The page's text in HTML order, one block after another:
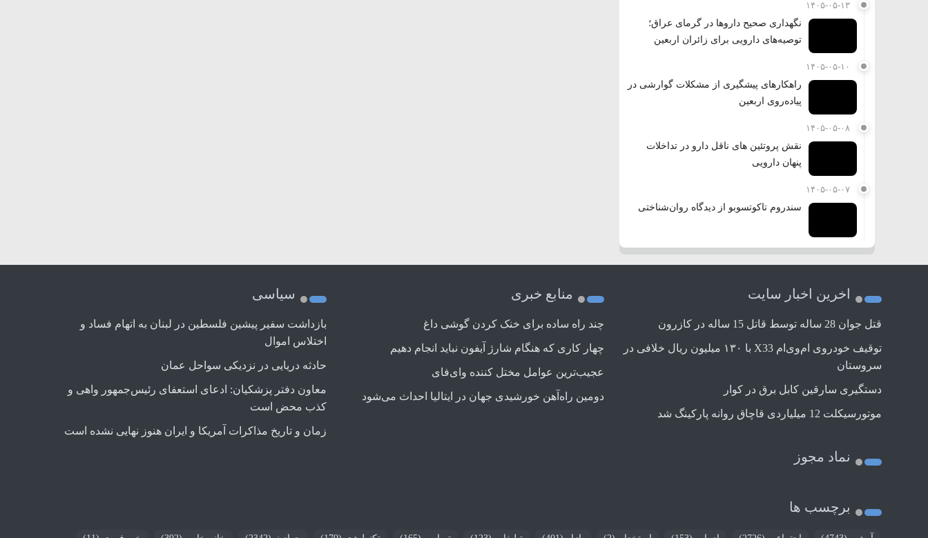
۱۴۰۵-۰۵-۱۳
نگهداری صحیح داروها در گرمای عراق؛
توصیه‌های دارویی برای زائران اربعین
۱۴۰۵-۰۵-۱۰
راهکارهای پیشگیری از مشکلات گوارشی در
پیاده‌روی اربعین
۱۴۰۵-۰۵-۰۸
نقش پروتئین های ناقل دارو در تداخلات
پنهان دارویی
۱۴۰۵-۰۵-۰۷
سندروم تاکوتسوبو از دیدگاه روان‌شناختی
اخرین اخبار سایت
قتل جوان 28 ساله توسط قاتل 15 ساله در کازرون
توقیف خودروی ام‌وی‌ام X33 با ۱۳۰ میلیون ریال خلافی در
سروستان
دستگیری سارقین کابل برق در کوار
موتورسيكلت 12 ميلياردی قاچاق روانه پاركينگ شد
نماد مجوز
منابع خبری
چند راه‌ ساده برای خنک کردن گوشی داغ
چهار کاری که هنگام شارژ آیفون نباید انجام دهیم
عجیب‌ترین عوامل مختل کننده وای‌فای
دومین راه‌آهن خورشیدی جهان در ایتالیا احداث می‌شود
سیاسی
بازداشت سفیر پیشین فلسطین در لبنان به اتهام فساد و
اختلاس اموال
حادثه دریایی در نزدیکی سواحل عمان
معاون دفتر پزشکیان: ادعای استعفای رئیس‌جمهور واهی و
کذب محض است
زمان و تاریخ مذاکرات آمریکا و ایران هنوز نهایی نشده است
برچسب ها